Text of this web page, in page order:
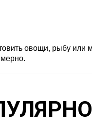
овощи, рыбу